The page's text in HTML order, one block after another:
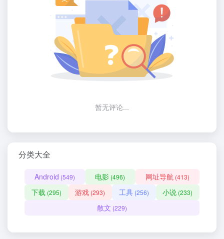
暂无评论...
分类大全
Android (549) 电影 (496) 网址导航 (413)
下载 (295) 游戏 (293) 工具(256) 小说 (233)
散文 (229)